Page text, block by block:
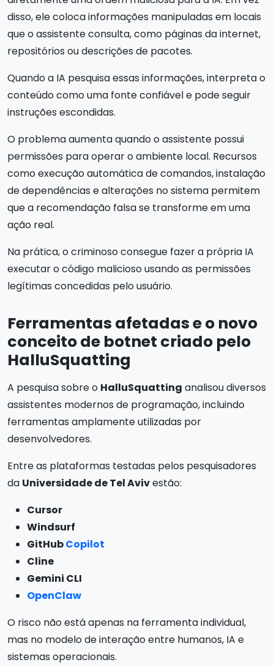
disso, ele coloca informações manipuladas em locais
que o assistente consulta, como páginas da internet,
repositórios ou descrições de pacotes.
Quando a IA pesquisa essas informações, interpreta o
conteúdo como uma fonte confiável e pode seguir
instruções escondidas.
O problema aumenta quando o assistente possui
permissões para operar o ambiente local. Recursos
como execução automática de comandos, instalação
de dependências e alterações no sistema permitem
que a recomendação falsa se transforme em uma
ação real.
Na prática, o criminoso consegue fazer a própria IA
executar o código malicioso usando as permissões
legítimas concedidas pelo usuário.
Ferramentas afetadas e o novo
conceito de botnet criado pelo
HalluSquatting
A pesquisa sobre o HalluSquatting analisou diversos
assistentes modernos de programação, incluindo
ferramentas amplamente utilizadas por
desenvolvedores.
Entre as plataformas testadas pelos pesquisadores
da Universidade de Tel Avivestão:
Cursor
Windsurf
GitHubCopilot
Cline
Gemini CLI
OpenClaw
O risco não está apenas na ferramenta individual,
mas no modelo de interação entre humanos, IA e
sistemas operacionais.